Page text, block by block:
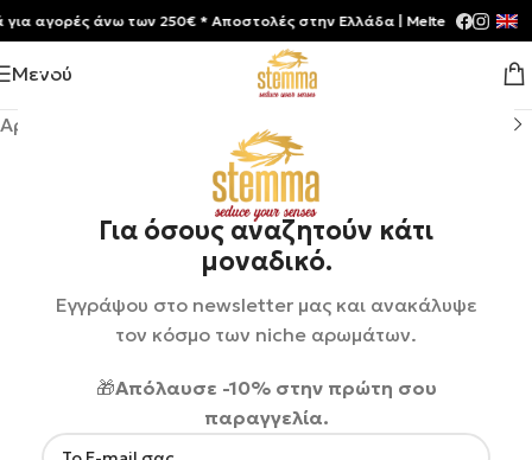
Για όσους αναζητούν κάτι
μοναδικό.
Εγγράψου στο newsletter μας και ανακάλυψε
τον κόσμο των niche αρωμάτων.
🎁Απόλαυσε -10% στην πρώτη σου
παραγγελία.
Μενού
Αρχική σελίδα Αρώματα
αγορές άνω των 250€ * Aποστολές στην Ελλάδα | Meltemia Exclusive